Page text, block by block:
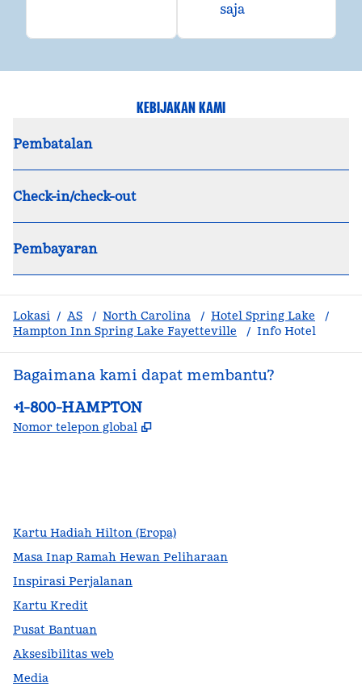
saja
KEBIJAKAN KAMI
Pembatalan
Check-in/check-out
Pembayaran
Lokasi / AS / North Carolina / Hotel Spring Lake
/
Hampton Inn Spring Lake Fayetteville
/ Info Hotel
Bagaimana kami dapat membantu?
Telepon:
+1-800-HAMPTON
Nomor telepon global ,
Kartu Hadiah Hilton (Eropa)
Masa Inap Ramah Hewan Peliharaan
Inspirasi Perjalanan
Kartu Kredit
Pusat Bantuan
Aksesibilitas web
Media